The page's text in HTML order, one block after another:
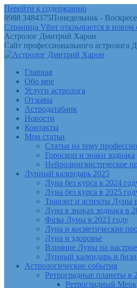
Перейти к содержанию
8988 3484375Понедельник -
Страница Viber открывается в новом
Астролог Дмитрий Харон
Сайт профессионального
Главная
Обо мне
Услуги астролога
Отзывы
Астродатабанк
Новости
Контакты
Мои статьи
Статьи на тему
Гороскоп и знаки зодиака
Нейролингвистическое
Лунный календарь 2025
Луна без курса в 2024
Луна без курса в 2025
Транзит и аспекты Луны
Луна в знаках зодиака в
Фазы Луны в 2023 году
Луна и косметические
Луна и здоровье
Влияние Луны на
Лунный календарь и
Астрологические события
Ретроградные планеты в
Ретроградный